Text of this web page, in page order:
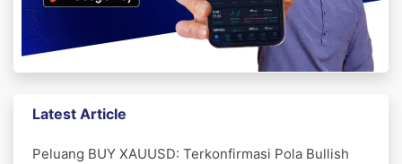
Latest Article
Peluang BUY XAUUSD: Terkonfirmasi Pola Bullish